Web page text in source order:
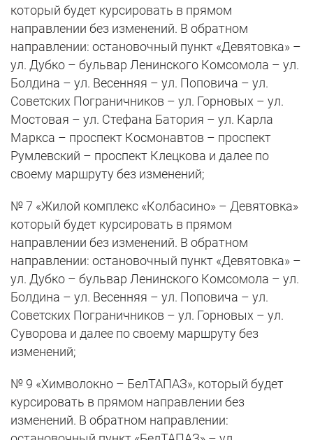
который будет курсировать в прямом
направлении без изменений. В обратном
направлении: остановочный пункт «Девятовка» –
ул. Дубко – бульвар Ленинского Комсомола – ул.
Болдина – ул. Весенняя – ул. Поповича – ул.
Советских Пограничников – ул. Горновых – ул.
Мостовая – ул. Стефана Батория – ул. Карла
Маркса – проспект Космонавтов – проспект
Румлевский – проспект Клецкова и далее по
своему маршруту без изменений;
№ 7 «Жилой комплекс «Колбасино» – Девятовка»
который будет курсировать в прямом
направлении без изменений. В обратном
направлении: остановочный пункт «Девятовка» –
ул. Дубко – бульвар Ленинского Комсомола – ул.
Болдина – ул. Весенняя – ул. Поповича – ул.
Советских Пограничников – ул. Горновых – ул.
Суворова и далее по своему маршруту без
изменений;
№ 9 «Химволокно – БелТАПАЗ», который будет
курсировать в прямом направлении без
изменений. В обратном направлении: